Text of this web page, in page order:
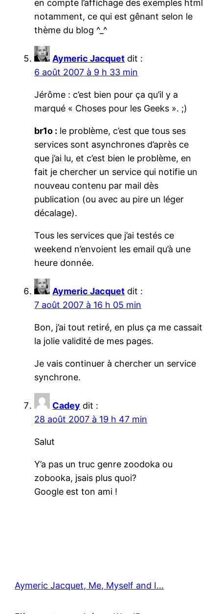
en compte l’affichage des exemples html
notamment, ce qui est gênant selon le
thème du blog ^_^
Aymeric Jacquet dit :
6 août 2007 à 9 h 33 min
Jérôme : c’est bien pour ça qu’il y a
marqué « Choses pour les Geeks ». ;)
br1o : le problème, c’est que tous ses
services sont asynchrones d’après ce
que j’ai lu, et c’est bien le problème, en
fait je chercher un service qui notifie un
nouveau contenu par mail dès
publication (ou avec au pire un léger
décalage).
Tous les services que j’ai testés ce
weekend n’envoient les email qu’à une
heure donnée.
Aymeric Jacquet dit :
7 août 2007 à 16 h 05 min
Bon, j’ai tout retiré, en plus ça me cassait
la jolie validité de mes pages.
Je vais continuer à chercher un service
synchrone.
Cadey dit :
28 août 2007 à 19 h 47 min
Salut
Y’a pas un truc genre zoodoka ou
zobooka, jsais plus quoi?
Google est ton ami !
Aymeric Jacquet, Me, Myself and I…